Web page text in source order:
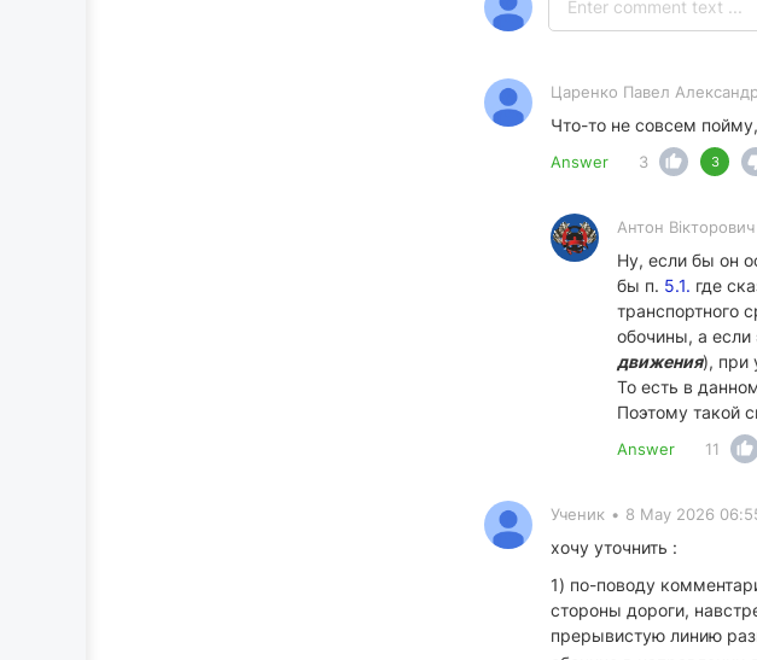
Царенко Павел
Что-то не совсем
Answer 3 3
Антон Вікторович
Ну, если бы он
бы п. 5.1. где
транспортного
обочины, а
движения), при
То есть в
Поэтому такой
Answer 11
Ученик • 8 May 2026
хочу уточнить :
1) по-поводу
стороны дороги,
прерывистую линию